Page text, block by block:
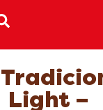
Light –